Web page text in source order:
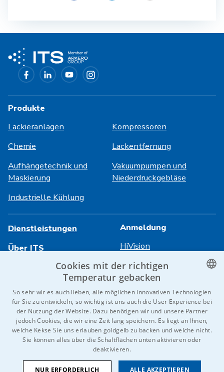
Produkte
Lackieranlagen
Kompressoren
Chemie
Lackentfernung
Aufhängetechnik und
Maskierung
Vakuumpumpen und
Niederdruckgebläse
Industrielle Kühlung
Dienstleistungen
Über ITS
Referenzen
Kontaktieren Sie uns
Anmeldung
HiVision
Technische Datenblätter
© 2026 IDEAL-Trade Service, spol. s r.o.
AGB
Schutz von personenbezogenen Daten
Cookies
CZECH
GERMAN
RUSSIAN
Cookies mit der richtigen
Temperatur gebacken
So sehr wir es auch lieben, alle möglichen innovativen Technologien
für Sie zu entwickeln, so wichtig ist uns auch die User Experience bei
der Nutzung der Website. Dazu benötigen wir und unsere Partner
jedoch Cookies, die wir eine Zeit lang speichern. Es liegt an Ihnen,
welche Kekse Sie uns erlauben goldgelb zu backen und welche nicht.
Sie können alles über die Schaltflächen unten aktivieren oder
deaktivieren.
ALLE AKZEPTIEREN
NUR ERFORDERLICH